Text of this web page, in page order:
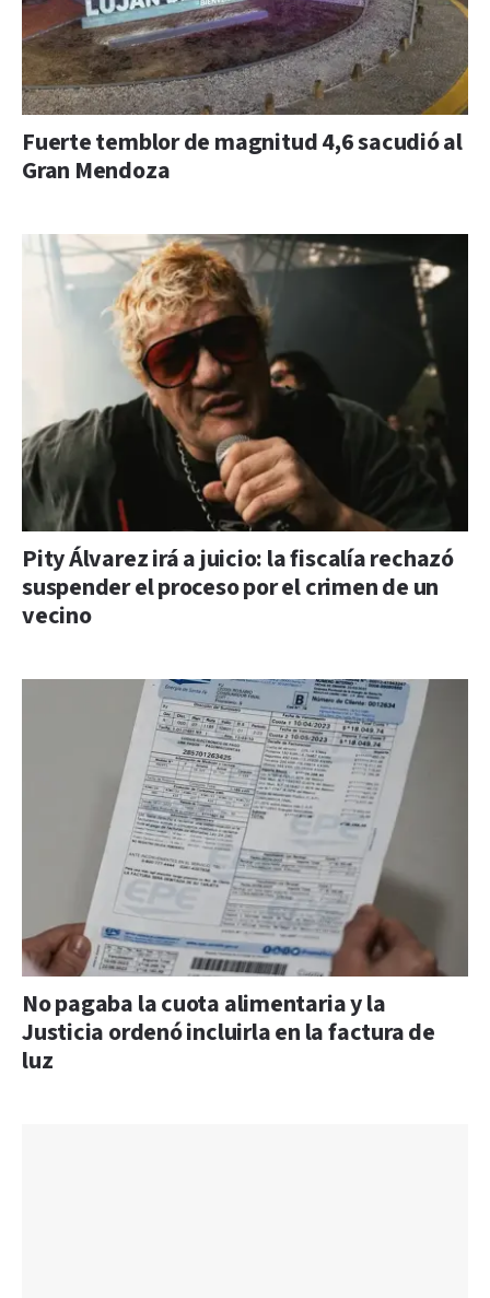
Fuerte temblor de magnitud 4,6 sacudió al
Gran Mendoza
Pity Álvarez irá a juicio: la fiscalía rechazó
suspender el proceso por el crimen de un
vecino
No pagaba la cuota alimentaria y la
Justicia ordenó incluirla en la factura de
luz